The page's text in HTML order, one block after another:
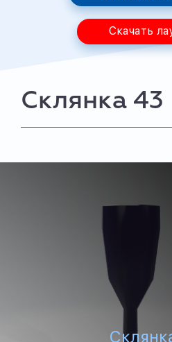
Скачать
Склянка 43